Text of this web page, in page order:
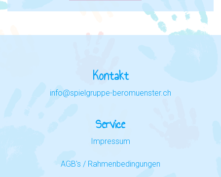
Kontakt
info@spielgruppe-beromuenster.ch
Service
Impressum
AGB's / Rahmenbedingungen